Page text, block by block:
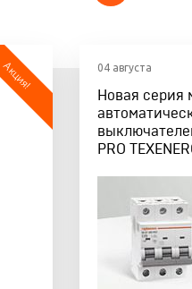
Акция! Изолента ПВХ
«ПРЕМИУМ-КЛАССА»
«ЭКОНОМ»
04 августа
Новая серия
PRO